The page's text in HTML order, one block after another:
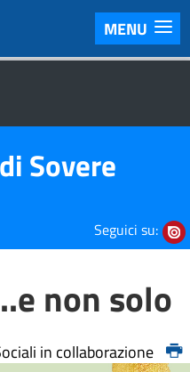
MENU
Sovere
Seguici su:
non solo
in collaborazione